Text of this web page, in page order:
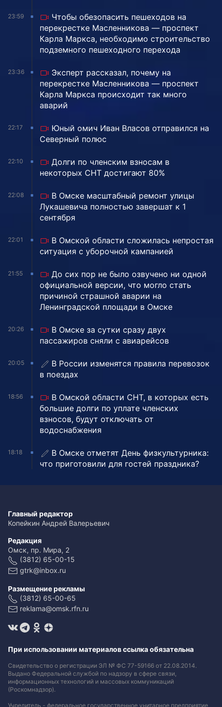
23:59
Чтобы обезопасить пешеходов на
перекрестке Масленникова — проспект
Карла Маркса, необходимо строительство
подземного пешеходного перехода
23:36
Эксперт рассказал, почему на
перекрестке Масленникова — проспект
Карла Маркса происходит так много
аварий
22:17
Юный омич Иван Власов отправился на
Северный полюс
22:10
Долги по членским взносам в
некоторых СНТ достигают 80%
22:08
В Омске масштабный ремонт улицы
Лукашевича полностью завершат к 1
сентября
22:01
В Омской области сложилась непростая
ситуация с уборочной кампанией
21:55
До сих пор не было озвучено ни одной
официальной версии, что могло стать
причиной страшной аварии на
Ленинградской площади в Омске
20:26
В Омске за сутки сразу двух
пассажиров сняли с авиарейсов
20:05
В России изменятся правила перевозок
в поездах
18:56
В Омской области СНТ, в которых есть
большие долги по уплате членских
взносов, будут отключать от
водоснабжения
18:18
В Омске отметят День физкультурника:
что приготовили для гостей праздника?
Главный редактор
Копейкин Андрей Валерьевич
Редакция
Омск, пр. Мира, 2
(3812) 65-00-15
gtrk@inbox.ru
Размещение рекламы
(3812) 65-00-65
reklama@omsk.rfn.ru
При использовании материалов ссылка обязательна
Свидетельство о регистрации ЭЛ № ФС 77-59166 от 22.08.2014.
Выдано Федеральной службой по надзору в сфере связи,
информационных технологий и массовых коммуникаций
(Роскомнадзор).
Учредитель - федеральное государственное унитарное предприятие